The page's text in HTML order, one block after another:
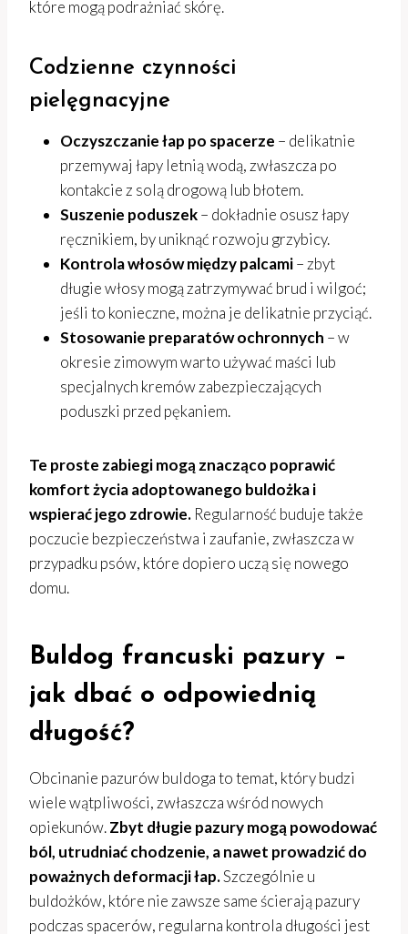
które mogą podrażniać skórę.
Codzienne czynności
pielęgnacyjne
Oczyszczanie łap po spacerze – delikatnie
przemywaj łapy letnią wodą, zwłaszcza po
kontakcie z solą drogową lub błotem.
Suszenie poduszek– dokładnie osusz łapy
ręcznikiem, by uniknąć rozwoju grzybicy.
Kontrola włosów między palcami– zbyt
długie włosy mogą zatrzymywać brud i wilgoć;
jeśli to konieczne, można je delikatnie przyciąć.
Stosowanie preparatów ochronnych – w
okresie zimowym warto używać maści lub
specjalnych kremów zabezpieczających
poduszki przed pękaniem.
Te proste zabiegi mogą znacząco poprawić
komfort życia adoptowanego buldożka i
wspierać jego zdrowie. Regularność buduje także
poczucie bezpieczeństwa i zaufanie, zwłaszcza w
przypadku psów, które dopiero uczą się nowego
domu.
Buldog francuski pazury –
jak dbać o odpowiednią
długość?
Obcinanie pazurów buldoga to temat, który budzi
wiele wątpliwości, zwłaszcza wśród nowych
opiekunów.Zbyt długie pazury mogą powodować
ból, utrudniać chodzenie, a nawet prowadzić do
poważnych deformacji łap.Szczególnie u
buldożków, które nie zawsze same ścierają pazury
podczas spacerów, regularna kontrola długości jest